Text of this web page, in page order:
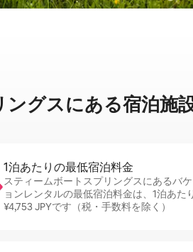
グスに⁠あ⁠る宿⁠泊⁠施⁠
1泊あたりの最⁠低⁠宿⁠泊⁠料⁠金
スティームボートスプリングスにあるバ
ョンレンタルの最低宿泊料金は、1泊あた
¥4,753 JPYです（税・手数料を除く）